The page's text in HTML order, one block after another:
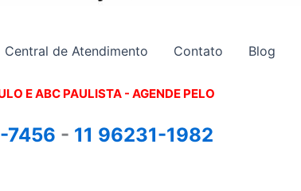
Central de Atendimento Contato Blog
E ABC PAULISTA - AGENDE PELO
7456 - 11 96231-1982